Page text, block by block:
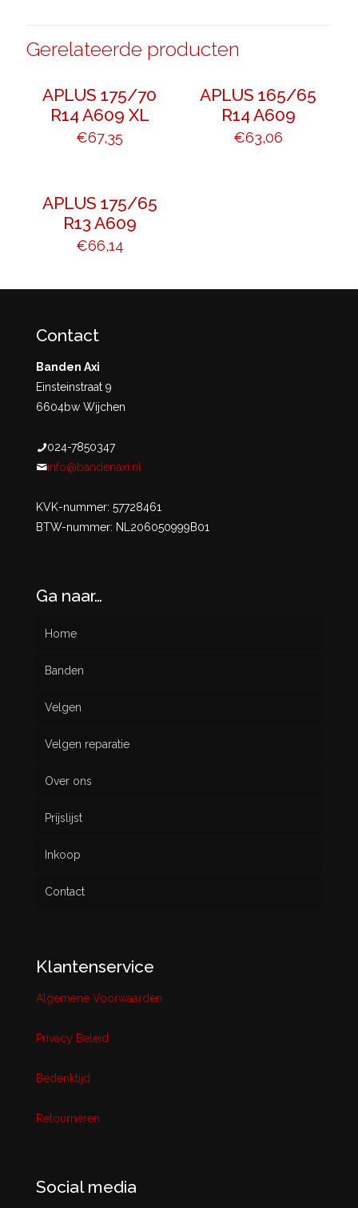
Gerelateerde producten
APLUS 175/70
R14 A609 XL
€67,35
APLUS 165/65
R14 A609
€63,06
APLUS 175/65
R13 A609
€66,14
Contact
Banden Axi
Einsteinstraat 9
6604bw Wijchen
024-7850347
info@bandenaxi.nl
KVK-nummer: 57728461
BTW-nummer: NL206050999B01
Ga naar…
Home
Banden
Nieuw
Gebruikt
Velgen
Velgen reparatie
Over ons
Prijslijst
Inkoop
Contact
Klantenservice
Algemene Voorwaarden
Privacy Beleid
Bedenktijd
Retourneren
Social media